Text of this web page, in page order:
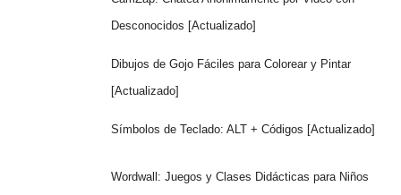
Desconocidos [Actualizado]
Dibujos de Gojo Fáciles para Colorear y Pintar
[Actualizado]
Símbolos de Teclado: ALT + Códigos [Actualizado]
Wordwall: Juegos y Clases Didácticas para Niños